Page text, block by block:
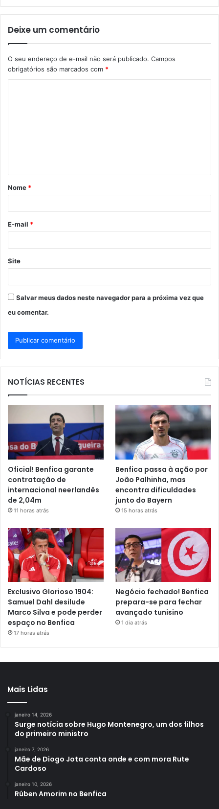
Deixe um comentário
O seu endereço de e-mail não será publicado. Campos
obrigatórios são marcados com *
á
r
*
Nome *
E-mail *
Site
Salvar meus dados neste navegador para a próxima vez que
eu comentar.
NOTÍCIAS RECENTES
Oficial! Benfica garante
contratação de
internacional neerlandês
de 2,04m
11 horas atrás
Benfica passa à ação por
João Palhinha, mas
encontra dificuldades
junto do Bayern
15 horas atrás
Exclusivo Glorioso 1904:
Samuel Dahl desilude
Marco Silva e pode perder
espaço no Benfica
17 horas atrás
Negócio fechado! Benfica
prepara-se para fechar
avançado tunisino
1 dia atrás
Mais Lidas
janeiro 14, 2026
Surge notícia sobre Hugo Montenegro, um dos filhos
do primeiro ministro
janeiro 7, 2026
Mãe de Diogo Jota conta onde e com mora Rute
Cardoso
janeiro 10, 2026
Rúben Amorim no Benfica